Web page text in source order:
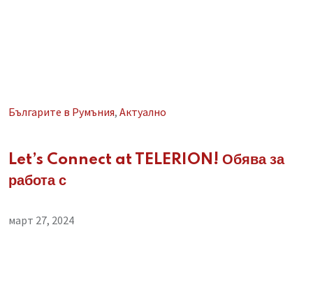
Българите в Румъния, Aктуално
Let’s Connect at TELERION! Обява за
работа с
март 27, 2024